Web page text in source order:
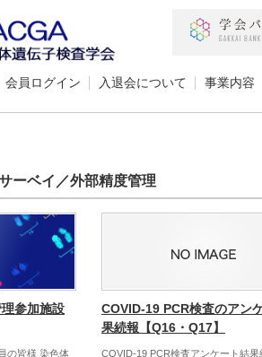
会員ログイン 入退会について 事業内容
ーベイ／外部精度管理
参加施設
の皆様 染色体
COVID-19 PCR検査のアン
果続報【Q16・Q17】
COVID-19 PCR検査アンケート結果